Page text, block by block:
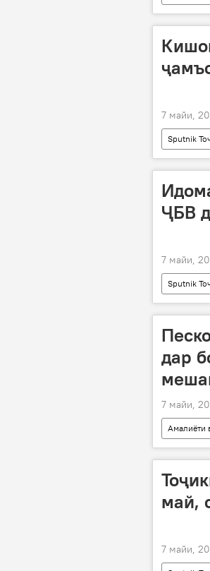
7 майи,
Sputnik
ҶБВ
7 майи,
Sputnik
дар
7 майи,
Амалиёти
Дмитрий
май,
7 майи,